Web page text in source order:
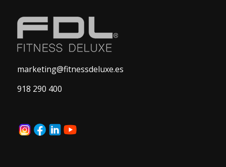
marketing@fitnessdeluxe.es
918 290 400